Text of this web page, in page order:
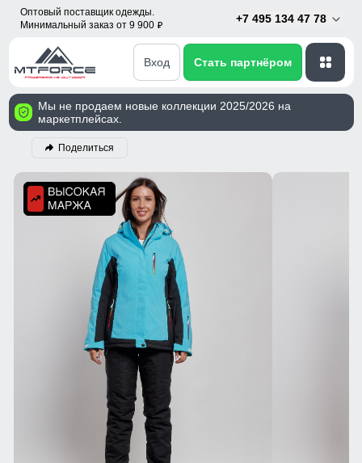
Оптовый поставщик одежды.
Минимальный заказ от 9 900 p
+7 495 134 47 78
Вход Стать партнёром
Мы не продаем новые коллекции 2025/2026 на
маркетплейсах.
Поделиться